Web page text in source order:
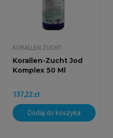
KORALLEN ZUCHT
Korallen-Zucht Jod
Komplex 50 Ml
137,22 zł
Dodaj do koszyka